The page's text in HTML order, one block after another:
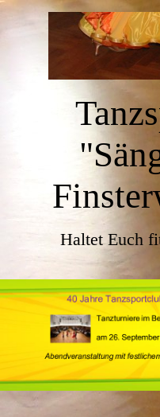
Haltet Euch